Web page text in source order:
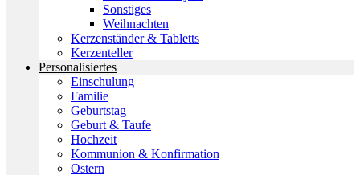
Sonstiges
Weihnachten
Kerzenständer & Tabletts
Kerzenteller
Personalisiertes
Einschulung
Familie
Geburtstag
Geburt & Taufe
Hochzeit
Kommunion & Konfirmation
Ostern